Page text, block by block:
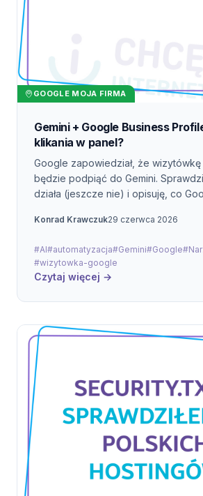
GOOGLE MOJA FIRMA
Gemini + Google Business
klikania w panel?
Google zapowiedział, że
będzie podpiąć do Gemini.
działa (jeszcze nie) i opisuję, co
Konrad Krawczuk29 czerwca 2026
#AI#automatyzacja#Gemini#Google
#wizytowka-google
Czytaj więcej →